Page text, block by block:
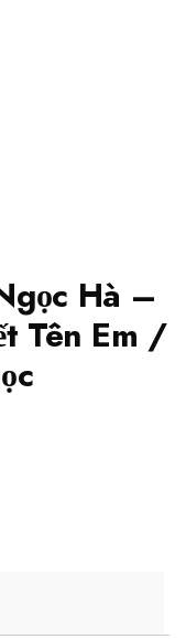
Hà –
Tên Em /